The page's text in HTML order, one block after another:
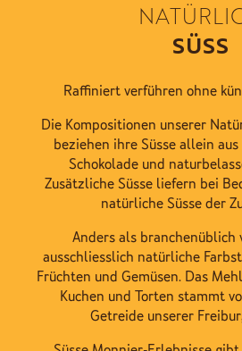
SÜSS
Raffiniert verführen ohne
Die Kompositionen unserer
beziehen ihre Süsse allein
Schokolade und
Zusätzliche Süsse liefern bei
natürliche Süsse der
Anders als branchenüblich
ausschliesslich natürliche
Früchten und Gemüsen. Das
Kuchen und Torten stammt
Getreide unserer